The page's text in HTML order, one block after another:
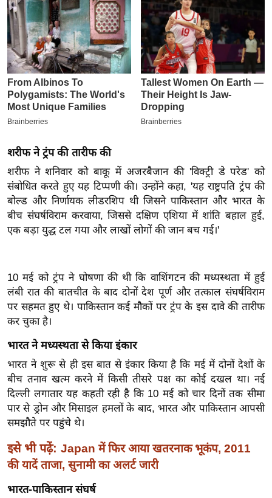
इ
म
ई
-
पे
प
र
सा
ल
बे
मि
सा
ख्सि
य
त
यं
ग
इं
डि
या
सा
हि
त्य
ज
ग
त
शरीफ ने ट्रंप की तारीफ की
शरीफ ने शनिवार को बाकू में अजरबैजान की 'विक्ट्री डे परेड' को
संबोधित करते हुए यह टिप्पणी की। उन्होंने कहा, 'यह राष्ट्रपति ट्रंप की
बोल्ड और निर्णायक लीडरशिप थी जिसने पाकिस्तान और भारत के
बीच संघर्षविराम करवाया, जिससे दक्षिण एशिया में शांति बहाल हुई,
एक बड़ा युद्ध टल गया और लाखों लोगों की जान बच गई।'
10 मई को ट्रंप ने घोषणा की थी कि वाशिंगटन की मध्यस्थता में हुई
लंबी रात की बातचीत के बाद दोनों देश पूर्ण और तत्काल संघर्षविराम
पर सहमत हुए थे। पाकिस्तान कई मौकों पर ट्रंप के इस दावे की तारीफ
कर चुका है।
भारत ने मध्यस्थता से किया इंकार
भारत ने शुरू से ही इस बात से इंकार किया है कि मई में दोनों देशों के
बीच तनाव खत्म करने में किसी तीसरे पक्ष का कोई दखल था। नई
दिल्ली लगातार यह कहती रही है कि 10 मई को चार दिनों तक सीमा
पार से ड्रोन और मिसाइल हमलों के बाद, भारत और पाकिस्तान आपसी
समझौते पर पहुंचे थे।
इसे भी पढ़ें: Japan में फिर आया खतरनाक भूकंप, 2011
की यादें ताजा, सुनामी का अलर्ट जारी
भारत-पाकिस्तान संघर्ष